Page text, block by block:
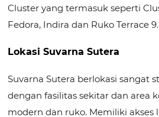
Cluster yang termasuk seperti
Fedora, Indira dan Ruko Terrace 9.
Lokasi Suvarna Sutera
Suvarna Sutera berlokasi sangat
dengan fasilitas sekitar dan area
modern dan ruko. Memiliki